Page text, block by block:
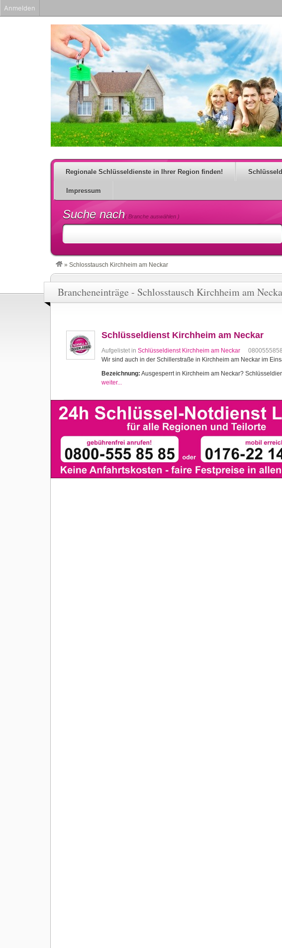
Regionale Schlüsseldienste in Ihrer Region finden!
Impressum
Suche nach( Branche auswählen )
» Schlosstausch Kirchheim am Neckar
Brancheneinträge - Schlosstausch Kirchheim am
Schlüsseldienst Kirchheim am Neckar
Aufgelistet in Schlüsseldienst Kirchheim am Neckar
Wir sind auch in der Schillerstraße in Kirchheim am Neckar im
Bezeichnung: Ausgesperrt in Kirchheim am Neckar?
weiter...
Anmelden